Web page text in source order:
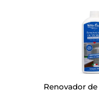
Renovador